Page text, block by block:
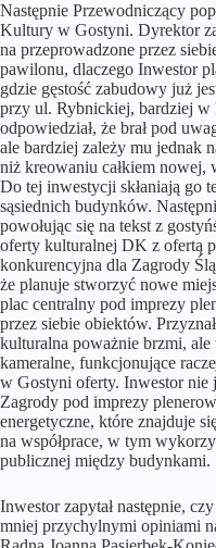
Następnie Przewodniczący
Kultury w Gostyni. Dyrektor
na przeprowadzone przez
pawilonu, dlaczego Inwestor
gdzie gęstość zabudowy już
przy ul. Rybnickiej, bardziej w
odpowiedział, że brał pod
ale bardziej zależy mu jednak
niż kreowaniu całkiem nowej,
Do tej inwestycji skłaniają go
sąsiednich budynków.
powołując się na tekst z
oferty kulturalnej DK z ofertą
konkurencyjna dla Zagrody
że planuje stworzyć nowe
plac centralny pod imprezy
przez siebie obiektów.
kulturalna poważnie brzmi,
kameralne, funkcjonujące
w Gostyni oferty. Inwestor nie
Zagrody pod imprezy
energetyczne, które znajduje
na współprace, w tym
publicznej między budynkami.
Inwestor zapytał następnie,
mniej przychylnymi opiniami